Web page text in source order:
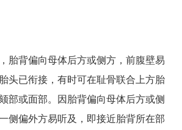
胎背偏向母体后方或侧方，前腹壁易
头已衔接，有时可在耻骨联合上方胎
部或面部。因胎背偏向母体后方或侧
侧偏外方易听及，即接近胎背所在部